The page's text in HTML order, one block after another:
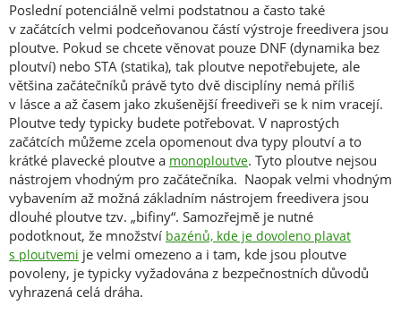
Poslední potenciálně velmi podstatnou a často také
v začátcích velmi podceňovanou částí výstroje freedivera jsou
ploutve. Pokud se chcete věnovat pouze DNF (dynamika bez
ploutví) nebo STA (statika), tak ploutve nepotřebujete, ale
většina začátečníků právě tyto dvě disciplíny nemá příliš
v lásce a až časem jako zkušenější freediveři se k nim vracejí.
Ploutve tedy typicky budete potřebovat. V naprostých
začátcích můžeme zcela opomenout dva typy ploutví a to
krátké plavecké ploutve a monoploutve. Tyto ploutve nejsou
nástrojem vhodným pro začátečníka. Naopak velmi vhodným
vybavením až možná základním nástrojem freedivera jsou
dlouhé ploutve tzv. „bifiny“. Samozřejmě je nutné
podotknout, že množství bazénů, kde je dovoleno plavat
s ploutvemi je velmi omezeno a i tam, kde jsou ploutve
povoleny, je typicky vyžadována z bezpečnostních důvodů
vyhrazená celá dráha.